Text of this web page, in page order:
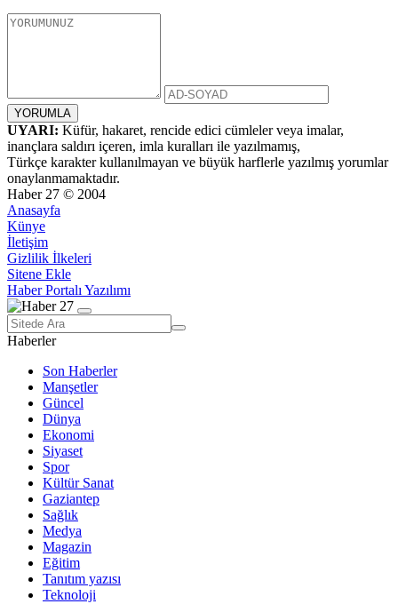
UYARI: Küfür, hakaret, rencide edici cümleler veya imalar,
inançlara saldırı içeren, imla kuralları ile yazılmamış,
Türkçe karakter kullanılmayan ve büyük harflerle yazılmış yorumlar
onaylanmamaktadır.
Haber 27 © 2004
Anasayfa
Künye
İletişim
Gizlilik İlkeleri
Sitene Ekle
Haber Portalı Yazılımı
Haberler
Son Haberler
Manşetler
Güncel
Dünya
Ekonomi
Siyaset
Spor
Kültür Sanat
Gaziantep
Sağlık
Medya
Magazin
Eğitim
Tanıtım yazısı
Teknoloji